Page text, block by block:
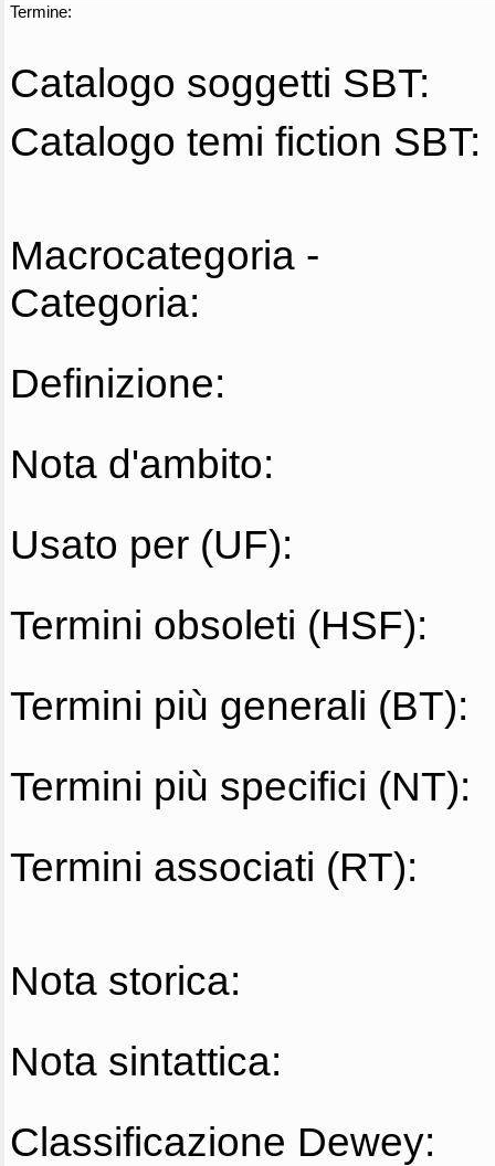
Termine:
Catalogo soggetti SBT:
Catalogo temi fiction SBT:
Macrocategoria -
Categoria:
Definizione:
Nota d'ambito:
Usato per (UF):
Termini obsoleti (HSF):
Termini più generali (BT):
Termini più specifici (NT):
Termini associati (RT):
Nota storica:
Nota sintattica:
Classificazione Dewey: